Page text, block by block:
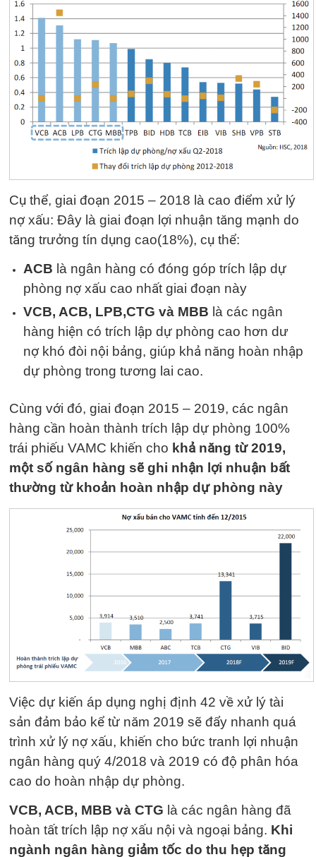
Cụ thể, giai đoạn 2015 – 2018 là cao điểm xử lý
nợ xấu: Đây là giai đoạn lợi nhuận tăng mạnh do
tăng trưởng tín dụng cao(18%), cụ thể:
ACB là ngân hàng có đóng góp trích lập dự
phòng nợ xấu cao nhất giai đoạn này
VCB, ACB, LPB,CTG và MBB là các ngân
hàng hiện có trích lập dự phòng cao hơn dư
nợ khó đòi nội bảng, giúp khả năng hoàn nhập
dự phòng trong tương lai cao.
Cùng với đó, giai đoạn 2015 – 2019, các ngân
hàng cần hoàn thành trích lập dự phòng 100%
trái phiếu VAMC khiến cho khả năng từ 2019,
một số ngân hàng sẽ ghi nhận lợi nhuận bất
thường từ khoản hoàn nhập dự phòng này
Việc dự kiến áp dụng nghị định 42 về xử lý tài
sản đảm bảo kể từ năm 2019 sẽ đẩy nhanh quá
trình xử lý nợ xấu, khiến cho bức tranh lợi nhuận
ngân hàng quý 4/2018 và 2019 có độ phân hóa
cao do hoàn nhập dự phòng.
VCB, ACB, MBB và CTG là các ngân hàng đã
hoàn tất trích lập nợ xấu nội và ngoại bảng. Khi
ngành ngân hàng giảm tốc do thu hẹp tăng